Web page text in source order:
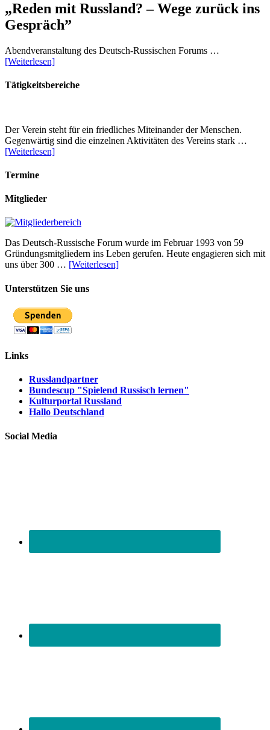
„Reden mit Russland? – Wege zurück ins
Gespräch”
Abendveranstaltung des Deutsch-Russischen Forums …
[Weiterlesen]
Tätigkeitsbereiche
Der Verein steht für ein friedliches Miteinander der Menschen.
Gegenwärtig sind die einzelnen Aktivitäten des Vereins stark …
[Weiterlesen]
Termine
Mitglieder
Das Deutsch-Russische Forum wurde im Februar 1993 von 59
Gründungsmitgliedern ins Leben gerufen. Heute engagieren sich mit
uns über 300 … [Weiterlesen]
Unterstützen Sie uns
Links
Russlandpartner
Bundescup "Spielend Russisch lernen"
Kulturportal Russland
Hallo Deutschland
Social Media